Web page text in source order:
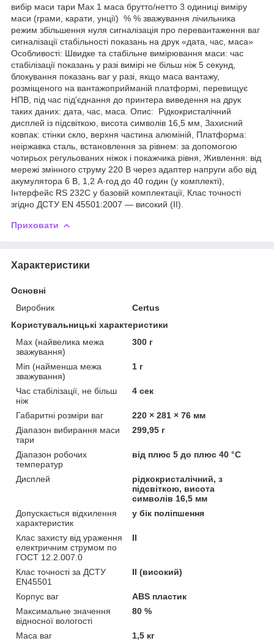
вибір маси тари Mах 1 маса брутто/нетто 3 одиниці виміру
маси (грами, карати, унції) % % зважування лічильника
режим збільшення нуля сигналізація про перевантаження ваг
сигналізації стабільності показань на друк «дата, час, маса»
Особливості: Швидке та стабільне вимірювання маси: час
стабілізації показань у разі вимірі не більш ніж 5 секунд,
блокування показань ваг у разі, якщо маса вантажу,
розміщеного на вантажоприйманій платформі, перевищує
НПВ, під час під'єднання до принтера виведення на друк
таких даних: дата, час, маса. Опис: Рідкокристалічний
дисплей із підсвіткою, висота символів 16,5 мм, Захисний
ковпак: стінки скло, верхня частина алюміній, Платформа:
неіржавка сталь, встановлення за рівнем: за допомогою
чотирьох регульованих ніжок і покажчика рівня, Живлення: від
мережі змінного струму 220 В через адаптер напруги або від
акумулятора 6 В, 1,2 А·год до 40 годин (у комплекті),
Інтерфейс RS 232C у базовій комплектації, Клас точності
згідно ДСТУ EN 45501:2007 — високий (II).
Приховати
Характеристики
Основні
Виробник
Certus
Користувальницькі характеристики
Max (найвелика межа
зважування)
300 г
Min (найменша межа
зважування)
1 г
Час стабілізації, не більш
ніж
4 сек
Габаритні розміри ваг
220 × 281 × 76 мм
Діапазон вибирання маси
тари
299,95 г
Діапазон робочих
температур
від плюс 5 до плюс 40 °C
Дисплей
рідкокристалічний, з
підсвіткою, висота
символів 16,5 мм
Допускається відхилення
характеристик
у бік поліпшення
Клас захисту від ураження
електричним струмом по
ГОСТ 12.2.007.0
II
Клас точності за ДСТУ
EN45501
II (високий)
Корпус ваг
ABS пластик
Максимальне значення
відносної вологості
80 %
Маса ваг
1,5 кг